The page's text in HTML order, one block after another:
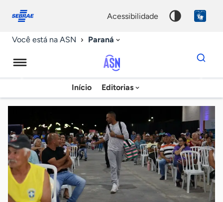
conosco
acessibilidade
Você está na ASN Paraná
Agência
Sebrae
de
Notícias
Início Editorias
Dados
para
chave